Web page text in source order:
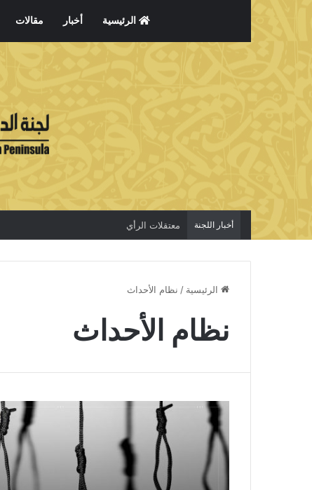
الرئيسية أخبار مقالات
أخبار اللجنة معتقلات الرأي
الرئيسية / نظام الأحداث
نظام الأحداث